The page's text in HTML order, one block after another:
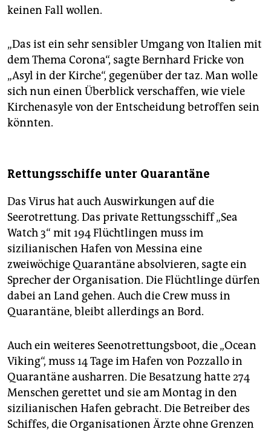
keinen Fall wollen.
„Das ist ein sehr sensibler Umgang von Italien mit
dem Thema Corona“, sagte Bernhard Fricke von
„Asyl in der Kirche“, gegenüber der taz. Man wolle
sich nun einen Überblick verschaffen, wie viele
Kirchenasyle von der Entscheidung betroffen sein
könnten.
Rettungsschiffe unter Quarantäne
Das Virus hat auch Auswirkungen auf die
Seerotrettung. Das private Rettungsschiff „Sea
Watch 3“ mit 194 Flüchtlingen muss im
sizilianischen Hafen von Messina eine
zweiwöchige Quarantäne absolvieren, sagte ein
Sprecher der Organisation. Die Flüchtlinge dürfen
dabei an Land gehen. Auch die Crew muss in
Quarantäne, bleibt allerdings an Bord.
Auch ein weiteres Seenotrettungsboot, die „Ocean
Viking“, muss 14 Tage im Hafen von Pozzallo in
Quarantäne ausharren. Die Besatzung hatte 274
Menschen gerettet und sie am Montag in den
sizilianischen Hafen gebracht. Die Betreiber des
Schiffes, die Organisationen Ärzte ohne Grenzen